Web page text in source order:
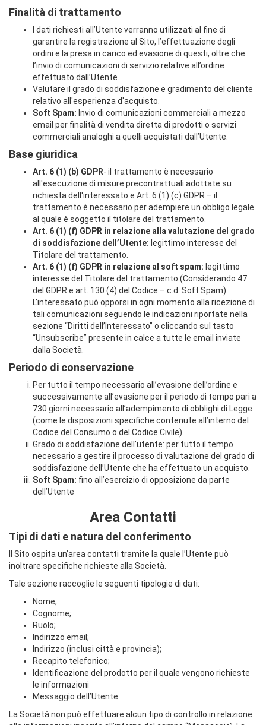
Finalità di trattamento
I dati richiesti all’Utente verranno utilizzati al fine di
garantire la registrazione al Sito, l’effettuazione degli
ordini e la presa in carico ed evasione di questi, oltre che
l’invio di comunicazioni di servizio relative all’ordine
effettuato dall’Utente.
Valutare il grado di soddisfazione e gradimento del cliente
relativo all'esperienza d'acquisto.
Soft Spam: Invio di comunicazioni commerciali a mezzo
email per finalità di vendita diretta di prodotti o servizi
commerciali analoghi a quelli acquistati dall’Utente.
Base giuridica
Art. 6 (1) (b) GDPR- il trattamento è necessario
all'esecuzione di misure precontrattuali adottate su
richiesta dell'interessato e Art. 6 (1) (c) GDPR – il
trattamento è necessario per adempiere un obbligo legale
al quale è soggetto il titolare del trattamento.
Art. 6 (1) (f) GDPR in relazione alla valutazione del grado
di soddisfazione dell’Utente: legittimo interesse del
Titolare del trattamento.
Art. 6 (1) (f) GDPR in relazione al soft spam: legittimo
interesse del Titolare del trattamento (Considerando 47
del GDPR e art. 130 (4) del Codice – c.d. Soft Spam).
L’interessato può opporsi in ogni momento alla ricezione di
tali comunicazioni seguendo le indicazioni riportate nella
sezione “Diritti dell’Interessato” o cliccando sul tasto
“Unsubscribe” presente in calce a tutte le email inviate
dalla Società.
Periodo di conservazione
Per tutto il tempo necessario all’evasione dell’ordine e
successivamente all’evasione per il periodo di tempo pari a
730 giorni necessario all’adempimento di obblighi di Legge
(come le disposizioni specifiche contenute all’interno del
Codice del Consumo o del Codice Civile).
Grado di soddisfazione dell’utente: per tutto il tempo
necessario a gestire il processo di valutazione del grado di
soddisfazione dell’Utente che ha effettuato un acquisto.
Soft Spam: fino all’esercizio di opposizione da parte
dell’Utente
Area Contatti
Tipi di dati e natura del conferimento
Il Sito ospita un’area contatti tramite la quale l’Utente può
inoltrare specifiche richieste alla Società.
Tale sezione raccoglie le seguenti tipologie di dati:
Nome;
Cognome;
Ruolo;
Indirizzo email;
Indirizzo (inclusi città e provincia);
Recapito telefonico;
Identificazione del prodotto per il quale vengono richieste
le informazioni
Messaggio dell’Utente.
La Società non può effettuare alcun tipo di controllo in relazione